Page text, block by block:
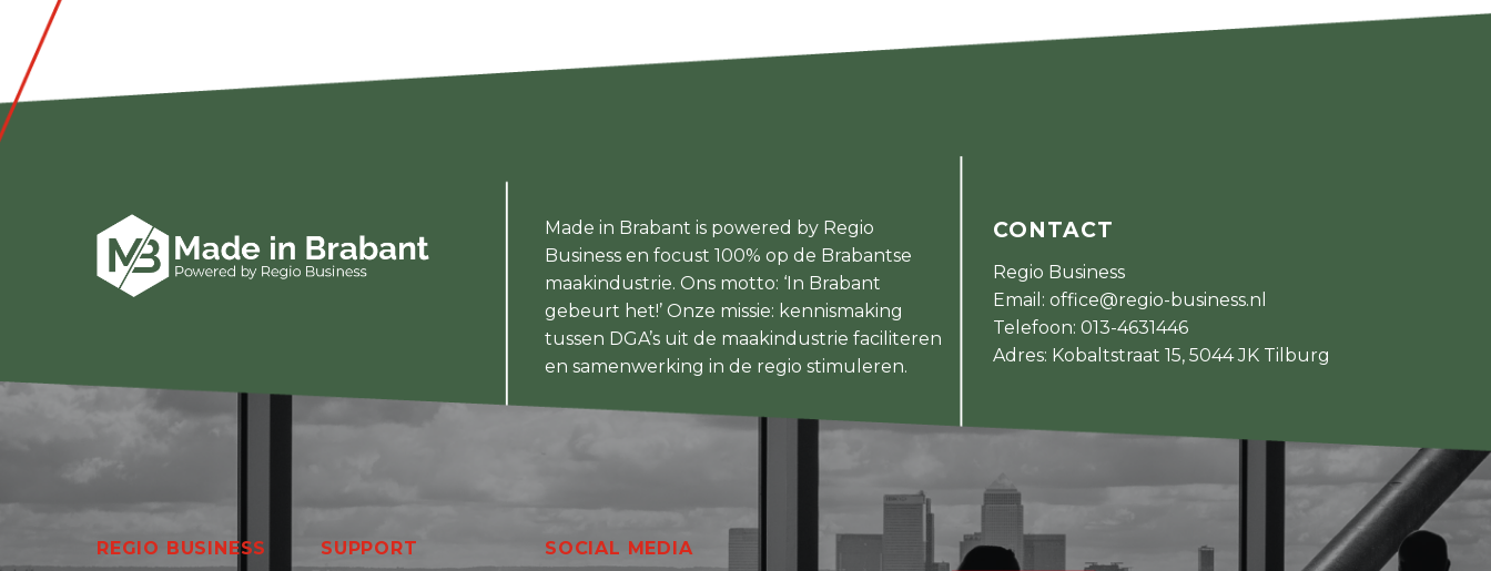
Made in Brabant is powered by Regio
Business en focust 100% op de Brabantse
maakindustrie. Ons motto: ‘In Brabant
gebeurt het!’ Onze missie: kennismaking
tussen DGA’s uit de maakindustrie faciliteren
en samenwerking in de regio stimuleren.
CONTACT
Regio Business
Email: office@regio-business.nl
Telefoon: 013-4631446
Adres: Kobaltstraat 15, 5044 JK Tilburg
REGIO BUSINESS SUPPORT SOCIAL MEDIA